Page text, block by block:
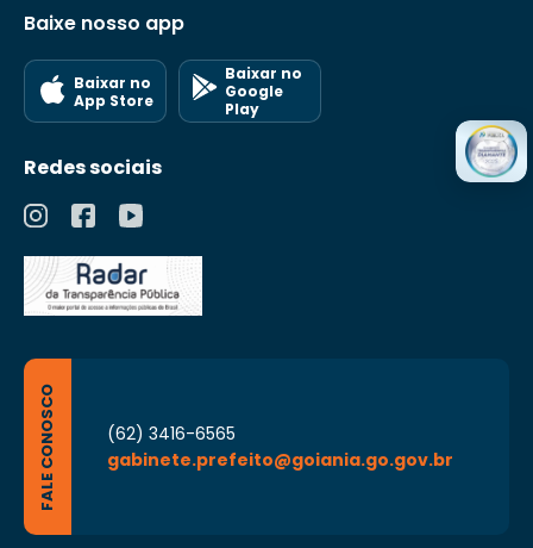
Baixe nosso app
Baixar no
App Store
Baixar no
Google
Play
Redes sociais
FALE CONOSCO
(62) 3416-6565
gabinete.prefeito@goiania.go.gov.br